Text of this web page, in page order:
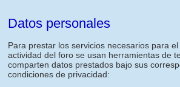
Datos personales
Para prestar los servicios necesarios para
actividad del foro se usan herramientas de
comparten datos prestados bajo sus
condiciones de privacidad: